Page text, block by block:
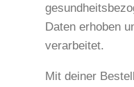
Daten erhoben
verarbeitet.
Mit deiner